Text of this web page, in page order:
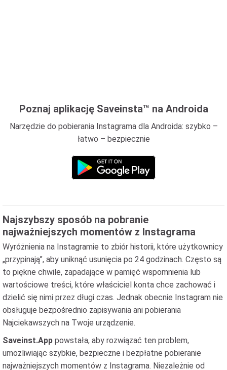
Poznaj aplikację Saveinsta™ na Androida
Narzędzie do pobierania Instagrama dla Androida: szybko –
łatwo – bezpiecznie
Najszybszy sposób na pobranie
najważniejszych momentów z Instagrama
Wyróżnienia na Instagramie to zbiór historii, które użytkownicy
„przypinają”, aby uniknąć usunięcia po 24 godzinach. Często są
to piękne chwile, zapadające w pamięć wspomnienia lub
wartościowe treści, które właściciel konta chce zachować i
dzielić się nimi przez długi czas. Jednak obecnie Instagram nie
obsługuje bezpośrednio zapisywania ani pobierania
Najciekawszych na Twoje urządzenie.
Saveinst.App powstała, aby rozwiązać ten problem,
umożliwiając szybkie, bezpieczne i bezpłatne pobieranie
najważniejszych momentów z Instagrama. Niezależnie od